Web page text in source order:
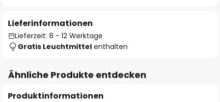
Lieferinformationen
Lieferzeit: 8 - 12 Werktage
Gratis Leuchtmittel enthalten
Ähnliche Produkte entdecken
Produktinformationen